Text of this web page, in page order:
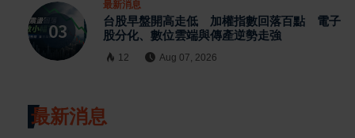
最新消息
台股早盤開高走低 加權指數回落百點 電子
股分化、數位雲端與傳產逆勢走強
12 Aug 07, 2026
最新消息